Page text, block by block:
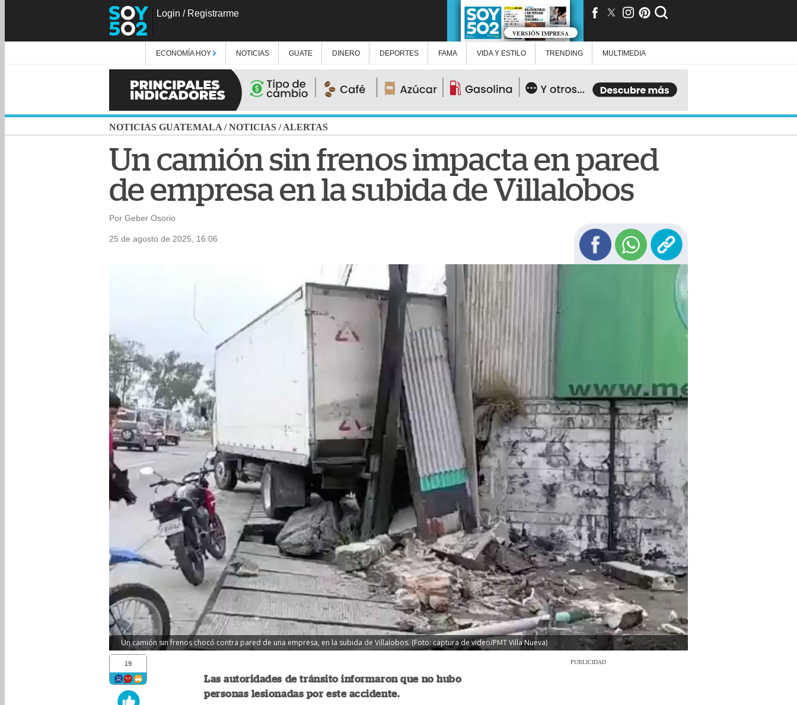
Login / Registrarme
VERSIÓN IMPRESA
ECONOMÍA HOY NOTICIAS GUATE DINERO DEPORTES FAMA VIDA Y ESTILO TRENDING MULTIMEDIA
NOTICIAS GUATEMALA /NOTICIAS /ALERTAS
Un camión sin frenos impacta en pared
de empresa en la subida de Villalobos
Por Geber Osorio
25 de agosto de 2025, 16:06
Un camión sin frenos chocó contra pared de una empresa, en la subida de Villalobos. (Foto: captura de video/PMT Villa Nueva)
19
Las autoridades de tránsito informaron que no hubo
personas lesionadas por este accidente.
PUBLICIDAD